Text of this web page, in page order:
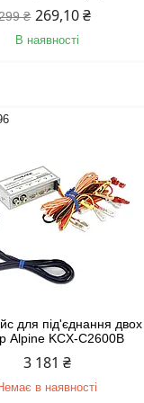
₴ 269,10 ₴
В наявності
для під'єднання двох
Alpine KCX-C2600B
3 181 ₴
в наявності